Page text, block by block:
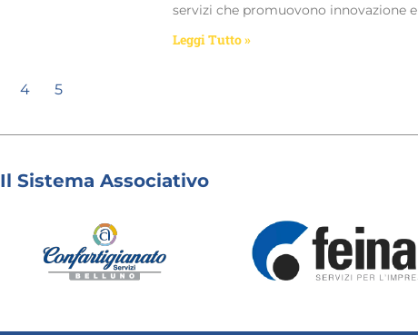
servizi che promuovono innovazione e
Leggi Tutto »
4 5
Il Sistema Associativo